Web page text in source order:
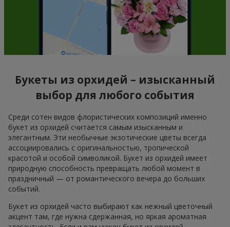
Букеты из орхидей – изысканный
выбор для любого события
Среди сотен видов флористических композиций именно
букет из орхидей считается самым изысканным и
элегантным. Эти необычные экзотические цветы всегда
ассоциировались с оригинальностью, тропической
красотой и особой символикой. Букет из орхидей имеет
природную способность превращать любой момент в
праздничный — от романтического вечера до больших
событий.
Букет из орхидей часто выбирают как нежный цветочный
акцент там, где нужна сдержанная, но яркая ароматная